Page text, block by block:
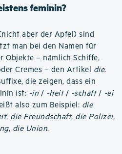
feminin?
aber der Apfel) sind
man bei den Namen für
Objekte – nämlich Schiffe,
Cremes – den Artikel die.
die zeigen, dass ein
ist: -in / -heit/ -schaft/ -ei
also zum Beispiel: die
, die Freundschaft, die Polizei,
, die Union.